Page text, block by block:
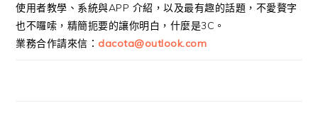
使用者教學、系統與APP 介紹，以及最有趣的話題，不愛贅字
也不囉嗦，精簡扼要的讓你明白，什麼是3C。
業務合作請來信： dacota@outlook.com